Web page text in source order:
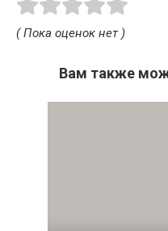
( Пока оценок нет )
Вам также